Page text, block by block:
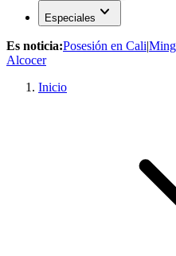
Especiales expand_more
Es noticia:Posesión en Cali|
Alcocer
Inicio